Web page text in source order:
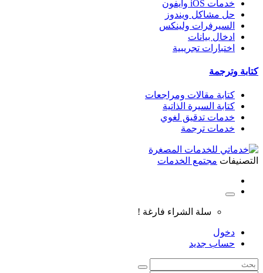
خدمات iOS وآيفون
حل مشاكل ويندوز
السيرفرات ولينكس
ادخال بيانات
اختبارات تجريبية
كتابة وترجمة
كتابة مقالات ومراجعات
كتابة السيرة الذاتية
خدمات تدقيق لغوي
خدمات ترجمة
التصنيفات مجتمع الخدمات
سلة الشراء فارغة !
دخول
حساب جديد